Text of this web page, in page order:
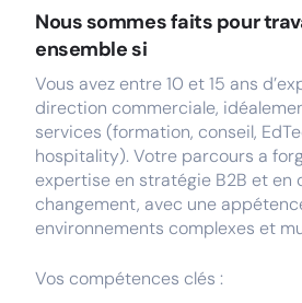
Nous sommes faits pour
ensemble si
Vous avez entre 10 et 15 ans
direction commerciale,
services (formation, conseil,
hospitality). Votre parcours a
expertise en stratégie B2B et en
changement, avec une
environnements complexes et
Vos compétences clés :